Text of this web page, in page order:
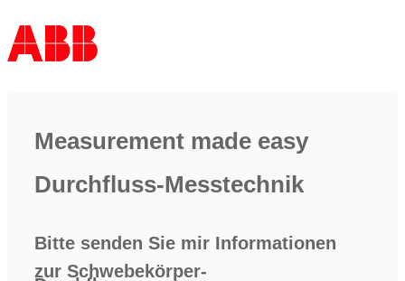
Measurement made easy
Durchfluss-Messtechnik
Bitte senden Sie mir Informationen
zur Schwebekörper-